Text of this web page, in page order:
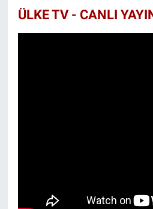
ÜLKE TV - CANLI